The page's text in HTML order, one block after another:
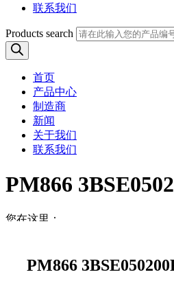
联系我们
Products search
首页
产品中心
制造商
新闻
关于我们
联系我们
PM866
您在这里：
行业新闻
PM866…
PM866